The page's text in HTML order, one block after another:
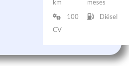
km
meses
100
CV
Diésel